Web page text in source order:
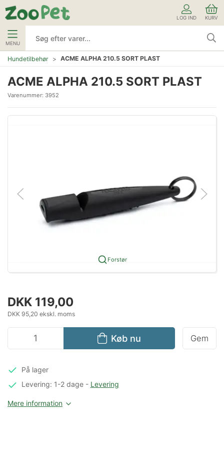
LOG IND KURV
MENU
Hundetilbehør ACME ALPHA 210.5 SORT PLAST
ACME ALPHA 210.5 SORT PLAST
Varenummer: 3952
Forstør
DKK 119,00
DKK 95,20 ekskl. moms
Køb nu Gem
På lager
Levering: 1-2 dage- Levering
Mere information